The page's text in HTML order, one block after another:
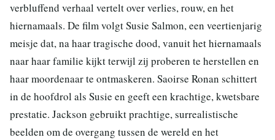
verbluffend verhaal vertelt over verlies, rouw, en het
hiernamaals. De film volgt Susie Salmon, een veertienjarig
meisje dat, na haar tragische dood, vanuit het hiernamaals
naar haar familie kijkt terwijl zij proberen te herstellen en
haar moordenaar te ontmaskeren. Saoirse Ronan schittert
in de hoofdrol als Susie en geeft een krachtige, kwetsbare
prestatie. Jackson gebruikt prachtige, surrealistische
beelden om de overgang tussen de wereld en het